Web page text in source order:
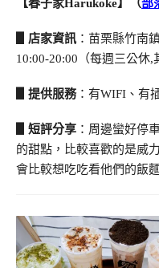
【春子家Harukoke】（部
▋店家資訊 ：苗栗縣竹南
10:00-20:00（每週三公休,
▋提供服務：有WIFI、有
▋短評分享 ：周邊蠻好停
的甜點，比較喜歡的是威
會比較想吃吃看他們的飯